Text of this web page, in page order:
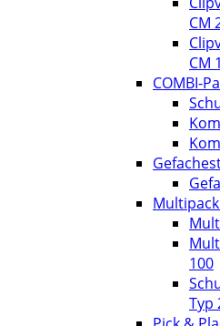
CM
CM
COMBI-
100
Typ